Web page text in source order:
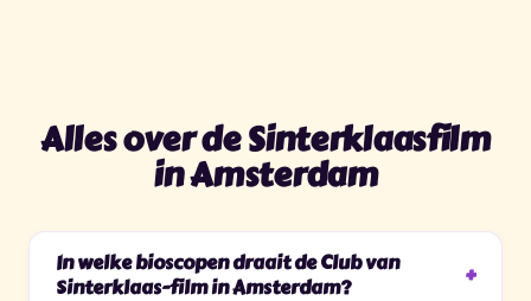
Alles over de Sinterklaasfilm
in Amsterdam
In welke bioscopen draait de Club van
Sinterklaas-film in Amsterdam?